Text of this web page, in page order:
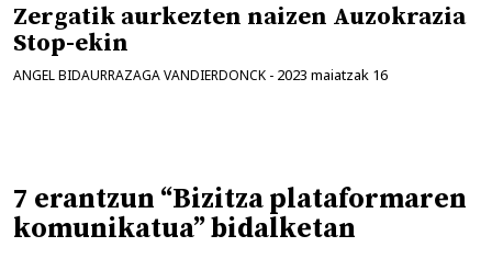
Zergatik aurkezten naizen Auzokrazia
Stop-ekin
ANGEL BIDAURRAZAGA VANDIERDONCK - 2023 maiatzak 16
7 erantzun “Bizitza plataformaren
komunikatua” bidalketan